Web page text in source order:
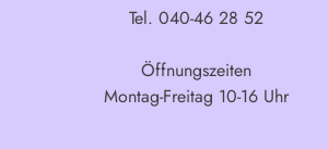
Tel. 040-46 28 52
Öffnungszeiten
Montag-Freitag 10-16 Uhr